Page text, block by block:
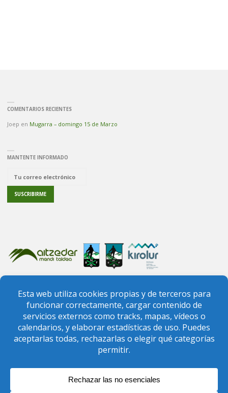
El calendario de salidas y las demás actividades del club
COMENTARIOS RECIENTES
Joep en Mugarra – domingo 15 de Marzo
MANTENTE INFORMADO
PREGUNTAS FRECUENTES
CONTACTO
FEDERACIÓN VIZCAÍNA DE MONTAÑA
FEDERACIÓN VASCA DE MONTAÑA